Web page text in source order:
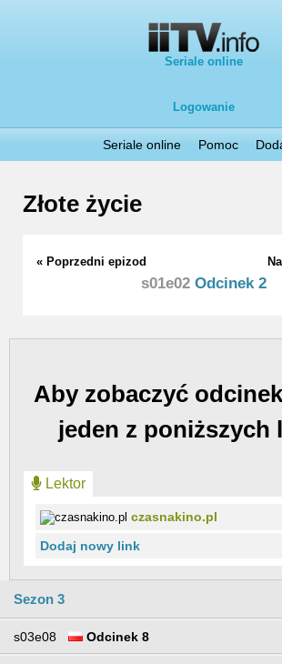
Seriale online
Logowanie
Seriale online Pomoc
Złote życie
« Poprzedni epizod
s01e02 Odcinek 2
Aby zobaczyć
jeden z poniższych
Lektor
czasnakino.pl
Dodaj nowy link
Sezon 3
s03e08 Odcinek 8